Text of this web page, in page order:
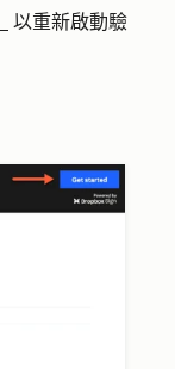
以重新啟動驗